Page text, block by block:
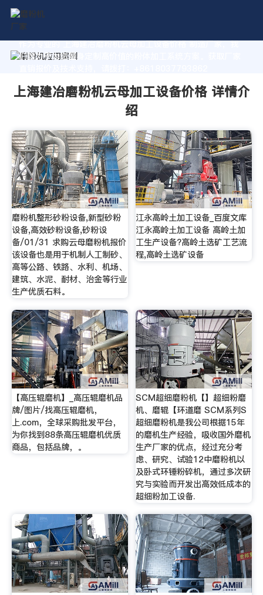
作为专业的 上海建冶磨粉机云母加工设备价格 制造厂家，我
们致力于为您量身定制高价值的粉体加工系统方案。获取厂家
上海建冶磨粉机云母加工设备价格 详情介
绍
磨粉机整形砂粉设备,新型砂粉
设备,高效砂粉设备,砂粉设
备/01/31 求购云母磨粉机报价
该设备也是用于机制人工制砂、
高等公路、铁路、水利、机场、
建筑、水泥、耐材、治金等行业
生产优质石料。
江永高岭土加工设备_百度文库
江永高岭土加工设备 高岭土加
工生产设备?高岭土选矿工艺流
程,高岭土选矿设备
【高压辊磨机】_高压辊磨机品
牌/图片/找高压辊磨机，
上.com，全球采购批发平台，
为你找到88条高压辊磨机优质
商品，包括品牌，。
SCM超细磨粉机【】超细粉磨
机、磨辊【环道磨 SCM系列S
超细磨粉机是我公司根据15年
的磨机生产经验，吸收国外磨机
生产厂家的优点，经过充分考
虑、研究、试验12中磨粉机以
及卧式环锤粉碎机，通过多次研
究与实验而开发出高效低成本的
超细粉加工设备.